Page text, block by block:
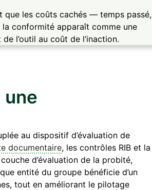
que les coûts cachés — temps passé,
conformité apparaît comme une
l’outil au coût de l’inaction.
une
au dispositif d’évaluation de
documentaire, les contrôles RIB et la
d’évaluation de la probité,
entité du groupe bénéficie d’un
tout en améliorant le pilotage